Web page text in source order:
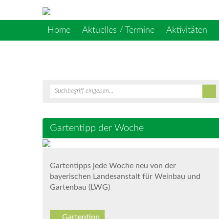
Home Aktuelles / Termine Aktivitäten
Gartentipp der Woche
Gartentipps jede Woche neu von der
bayerischen Landesanstalt für Weinbau und
Gartenbau (LWG)
Gartentipp